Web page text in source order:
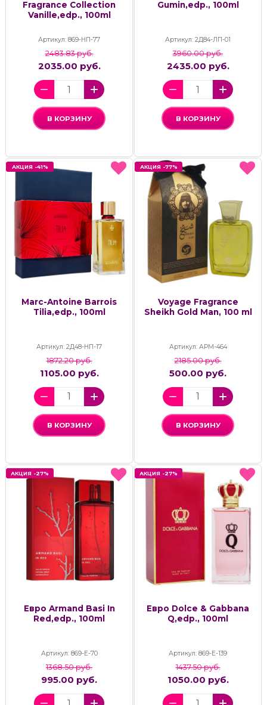
Fragrance Collection
Vanille,edp., 100ml
Артикул: 869-НП-77
2483.83 руб.
2035.00 руб.
В КОРЗИНУ
Gumin,edp., 100ml
Артикул: 2Д84-ЛП-01
3960.00 руб.
2435.00 руб.
В КОРЗИНУ
АКЦИЯ -41%
Marc-Antoine Barrois
Tilia,edp., 100ml
Артикул: 2Д48-НП-17
АКЦИЯ -41%
1872.20 руб.
1105.00 руб.
В КОРЗИНУ
АКЦИЯ -77%
Voyage Fragrance
Sheikh Gold Man, 100 ml
Артикул: АРМ-464
АКЦИЯ -77%
2185.00 руб.
500.00 руб.
В КОРЗИНУ
АКЦИЯ -27%
Евро Armand Basi In
Red,edp., 100ml
Артикул: 869-Е-70
АКЦИЯ -27%
1368.50 руб.
995.00 руб.
АКЦИЯ -27%
Евро Dolce & Gabbana
Q,edp., 100ml
Артикул: 869-Е-139
АКЦИЯ -27%
1437.50 руб.
1050.00 руб.